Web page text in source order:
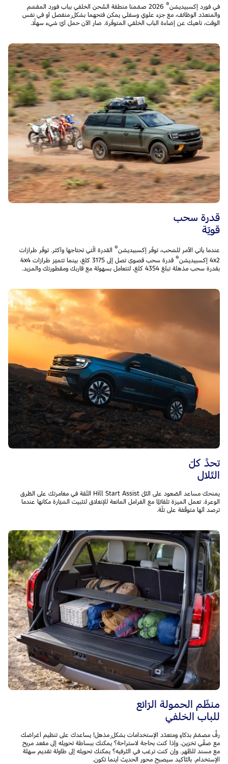
في فورد إكسبيديشن®
2026 صمّمنا منطقة الشّحن الخلفي بباب فورد المقسّم
والمتعدّد الوظائف، مع جزء علوي وسفلي يمكن فتحهما بشكلٍ منفصل أو في نفس
الوقت، ناهيك عن إضاءة الباب الخلفي المتوفّرة. صار الآن حمل أيّ شيء سهلًا.
قدرة سحب
قويّة
عندما يأتي الأمر للسّحب، توفّر إكسبيديشن® القدرة الّتي تحتاجها وأكثر. توفّر طرازات
4x2 إكسبيديشن
®
قدرة سحب قصوى تصل إلى 3175 كلغ، بينما تتميّز طرازات 4x4
بقدرة سحب مذهلة تبلغ 4354 كلغ، لتتعامل بسهولة مع قاربك ومقطورتك والمزيد.
تحدَّ كلّ
التّلال
يمنحك مساعد الصّعود على التّلّ Hill Start Assist الثّقة في مغامرتك على الطّرق
الوعرة. تعمل الميزة تلقائيًّا مع الفرامل المانعة للإنغلاق لتثبيت السّيّارة مكانها عندما
ترصد أنّها متوقّفة على تلّة.
منظّم الحمولة الرّائع
للباب الخلفي
رفٌّ مصمّمٌ بذكاءٍ ومتعدّد الإستخدامات بشكلٍ مذهل! يساعدك على تنظيم أغراضك
مع صفَّي تخزين. وإذا كنت بحاجة لاستراحة؟ يمكنك ببساطة تحويله إلى مقعد مريح
مع مسند للظّهر. وإن كنت ترغب في التّرفيه؟ يمكنك تحويله إلى طاولة تقديم سهلة
الإستخدام. بالتّأكيد سيصبح محور الحديث أينما تكون.